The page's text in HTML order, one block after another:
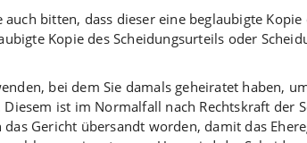
auch bitten, dass dieser eine beglaubigte
Kopie des Scheidungsurteils oder
bei dem Sie damals geheiratet haben,
ist im Normalfall nach Rechtskraft der
Gericht übersandt worden, damit das